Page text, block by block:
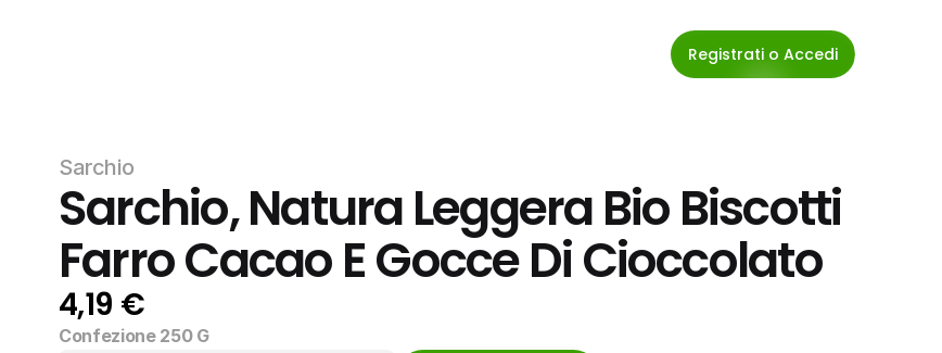
Registrati o Accedi
Sarchio
Sarchio, Natura Leggera Bio Biscotti
Farro Cacao E Gocce Di Cioccolato
4,19 €
Confezione 250 G